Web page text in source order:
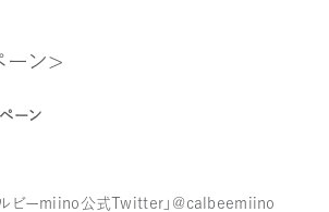
ン＞
ーン
ルビーmiino公式Twitter」@calbeemiino